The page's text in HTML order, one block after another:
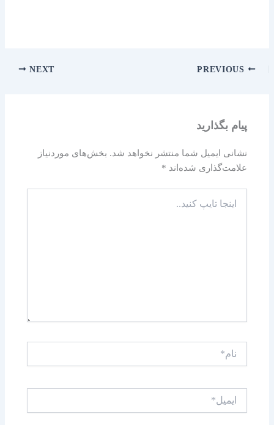
NEXT
پیام بگذارید
نشانی ایمیل شما منتشر نخواهد شد. بخش‌های موردنیاز
علامت‌گذاری شده‌اند *
تایپ